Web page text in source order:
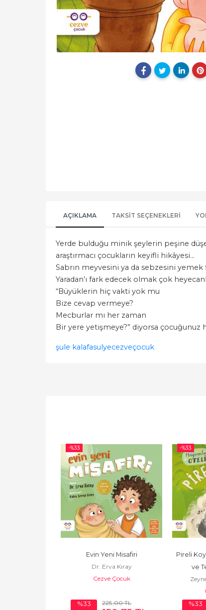
AÇIKLAMA TAKSIT SEÇENEKLERI
Yerde bulduğu minik şeylerin peşine
araştırmacı çocukların keyifli hikâyesi…
Sabrın meyvesini ya da sebzesini
Yaradan’ı fark edecek olmak çok
“Büyüklerin hiç vakti yok mu
Bize cevap vermeye?
Mecburlar mı her zaman
Bir yere yetişmeye?” diyorsa çocuğunuz
şule kalafasulyecezveçocuk
-%33
Evin Yeni Misafiri
Dr. Erva Kıray
Cezve Çocuk
%33 225,00TL
-%33
Pireli
ve
%33